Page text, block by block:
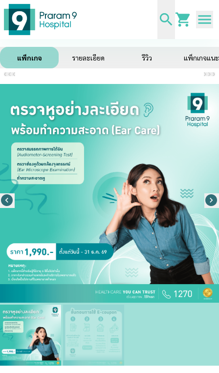
แพ็กเกจ รายละเอียด รีวิว แพ็กเกจแน